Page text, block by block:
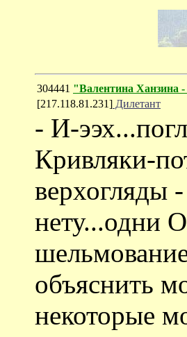
304441 "Валентина Ханзина
[217.118.81.231] Дилетант
- И-
Кривляки-
верхогляды
нету...одни
объяснить
некоторые